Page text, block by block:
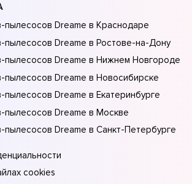
пылесосов Dreame в Краснодаре
пылесосов Dreame в Ростове-на-Донy
пылесосов Dreame в Нижнем Новгороде
пылесосов Dreame в Новосибирске
пылесосов Dreame в Екатеринбурге
пылесосов Dreame в Москве
пылесосов Dreame в Санкт-Петербурге
cookies